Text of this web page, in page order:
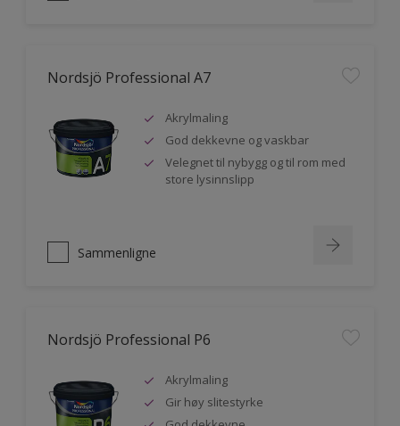
Nordsjö Professional A7
Akrylmaling
God dekkevne og vaskbar
Velegnet til nybygg og til rom med
store lysinnslipp
Sammenligne
Nordsjö Professional P6
Akrylmaling
Gir høy slitestyrke